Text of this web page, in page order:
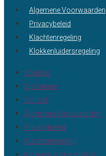
Algemene Voorwaarden
Privacybeleid
Klachtenregeling
Klokkenluidersregeling
Cookies
Disclaimer
Actueel
Algemene Voorwaarden
Privacybeleid
Klachtenregeling